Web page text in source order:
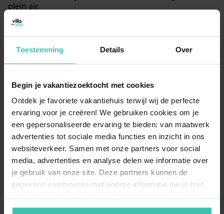
Toestemming Details Over
Begin je vakantiezoektocht met cookies
Ontdek je favoriete vakantiehuis terwijl wij de perfecte
ervaring voor je creëren! We gebruiken cookies om je
een gepersonaliseerde ervaring te bieden: van maatwerk
advertenties tot sociale media functies en inzicht in ons
websiteverkeer. Samen met onze partners voor social
media, advertenties en analyse delen we informatie over
je gebruik van onze site. Deze partners kunnen de
gegevens combineren met andere informatie die je met
van je gebruik van hun diensten. Zo zorgen we ervoor dat
plein air.
Est-il possible de séjourner avec un chien dans
une maison de vacances à Diever ?
les propriétaires d'animaux grâce aux vastes espaces
naturels qui entourent le village. Plusieurs de nos
hébergements acceptent leschiens, vous permettant
de partager de longues promenades en forêt avec
votre fidèle compagnon. Nous vous conseillons de
vérifier les conditions spécifiques de chaque maison
pour garantir unséjour sans souciavec votre animal.
Quel type d'hébergement peut-on réserver à
Diever ?